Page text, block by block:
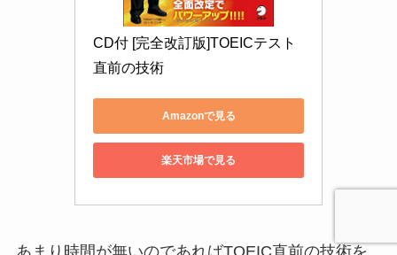
CD付 [完全改訂版]TOEICテスト
直前の技術
Amazonで見る
楽天市場で見る
あまり時間が無いのであればTOEIC直前の技術を